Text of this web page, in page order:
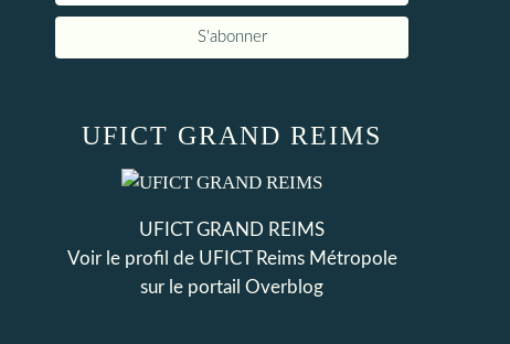
UFICT GRAND REIMS
UFICT GRAND REIMS
Voir le profil de UFICT Reims Métropole
sur le portail Overblog